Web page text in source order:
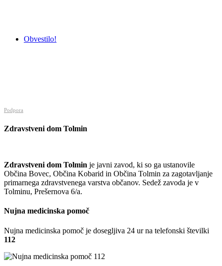
Obvestilo!
Podpora
Zdravstveni dom Tolmin
Zdravstveni dom Tolmin je javni zavod, ki so ga ustanovile
Občina Bovec, Občina Kobarid in Občina Tolmin za zagotavljanje
primarnega zdravstvenega varstva občanov. Sedež zavoda je v
Tolminu, Prešernova 6/a.
Nujna medicinska pomoč
Nujna medicinska pomoč je dosegljiva 24 ur na telefonski številki
112